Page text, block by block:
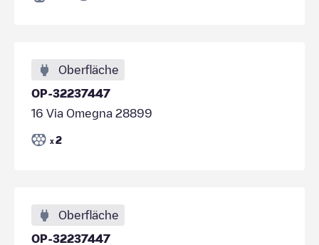
Oberfläche
OP-32237447
16 Via Omegna 28899
x 2
Oberfläche
OP-32237447